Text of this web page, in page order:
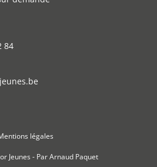
84
légales
Jeunes - ParArnaud Paquet